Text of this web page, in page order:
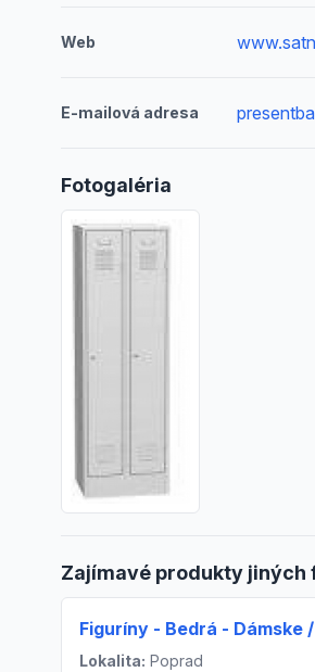
Web
E-mailová adresa
Fotogaléria
Zajímavé produkty jiných
Figuríny - Bedrá - Dámske
Lokalita: Poprad